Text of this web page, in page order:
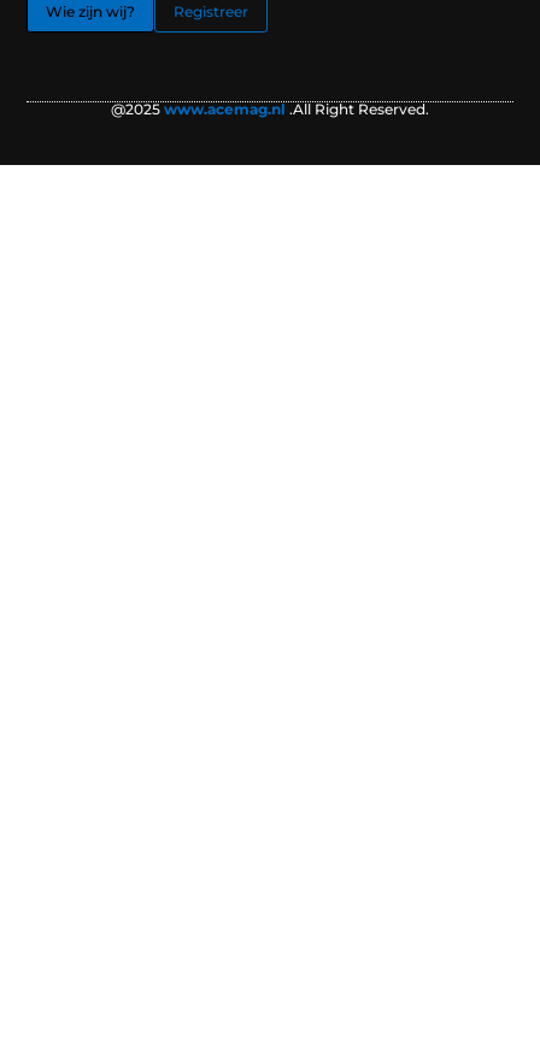
Wie zijn wij? Registreer
@2025www.acemag.nl .All Right Reserved.